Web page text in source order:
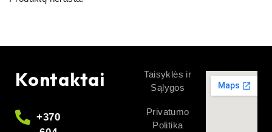
Kontaktai
+370
Taisyklės ir
Sąlygos
Privatumo
Politika